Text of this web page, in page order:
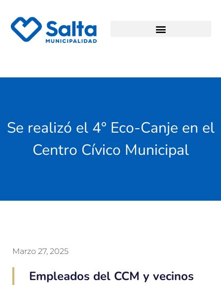
Se realizó el 4° Eco-Canje en el
Centro Cívico Municipal
Marzo 27, 2025
Empleados del CCM y vecinos